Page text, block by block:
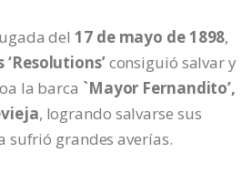
del17 de mayo de 1898,
consiguió salvar y
la barca `Mayor Fernandito’,
, logrando salvarse sus
sufrió grandes averías.